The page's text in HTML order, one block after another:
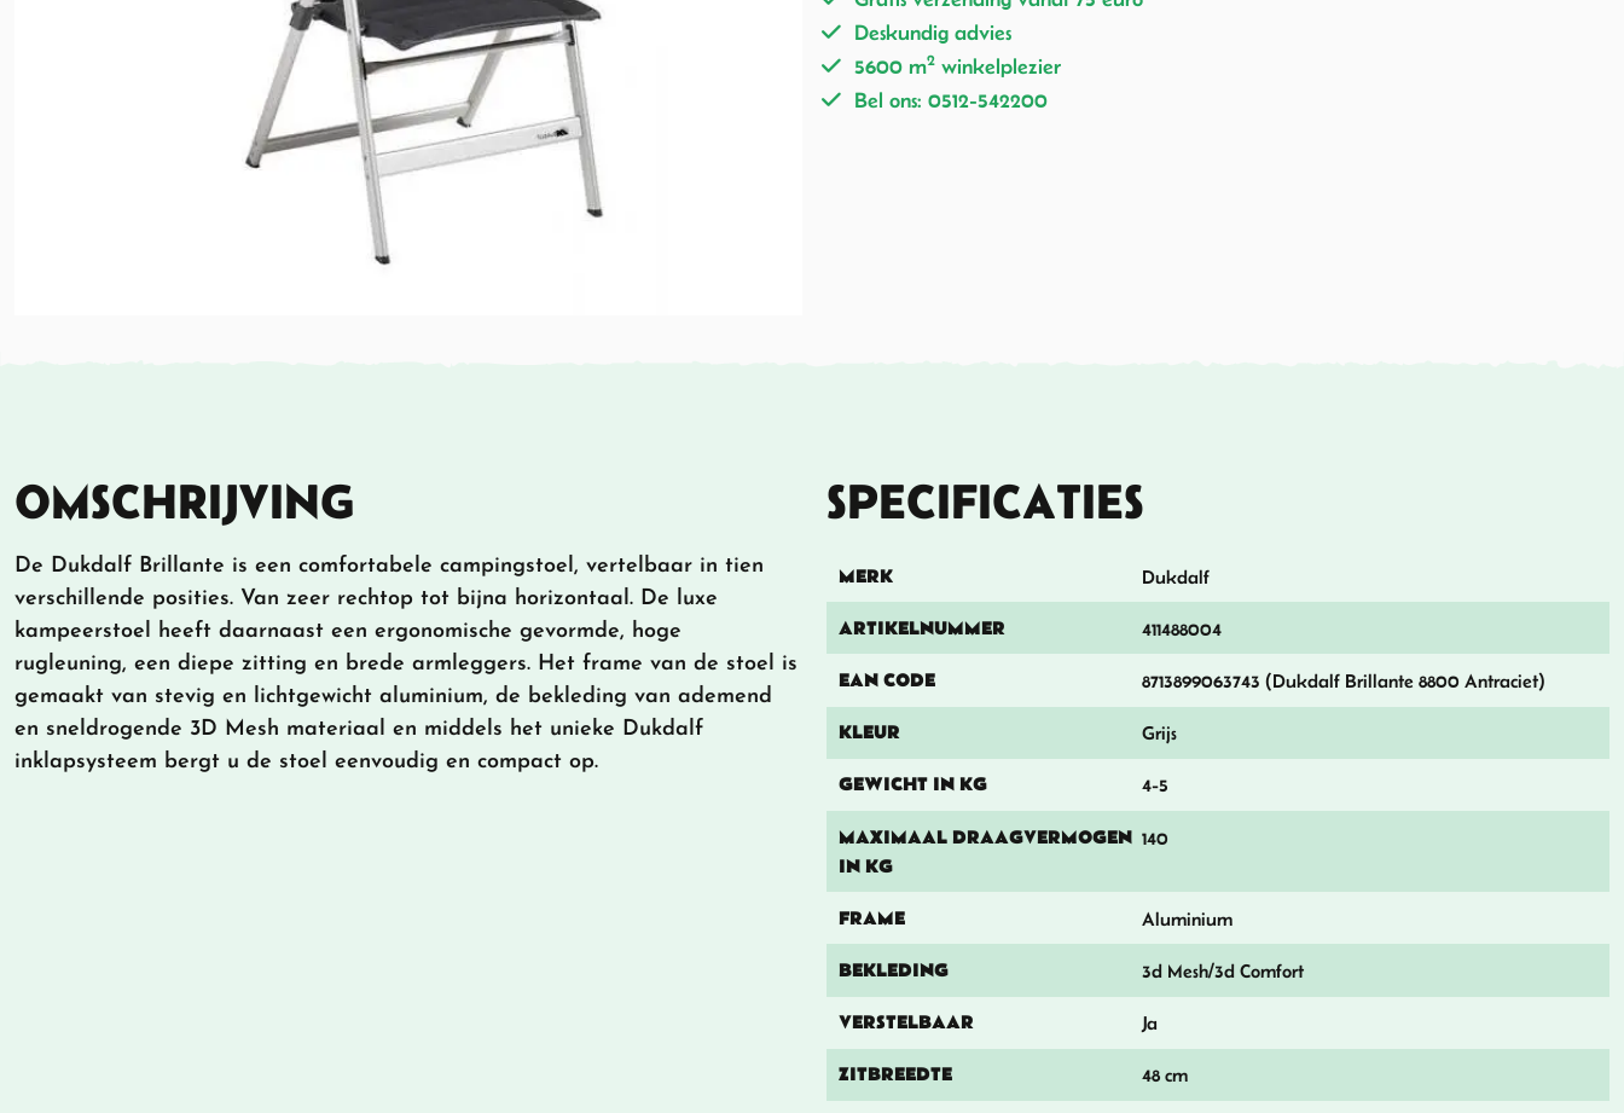
Deskundig advies
5600 m2 winkelplezier
Bel ons: 0512-542200
OMSCHRIJVING
De Dukdalf Brillante is een comfortabele campingstoel, vertelbaar in tien
verschillende posities. Van zeer rechtop tot bijna horizontaal. De luxe
kampeerstoel heeft daarnaast een ergonomische gevormde, hoge
rugleuning, een diepe zitting en brede armleggers. Het frame van de stoel is
gemaakt van stevig en lichtgewicht aluminium, de bekleding van ademend
en sneldrogende 3D Mesh materiaal en middels het unieke Dukdalf
inklapsysteem bergt u de stoel eenvoudig en compact op.
SPECIFICATIES
MERK Dukdalf
ARTIKELNUMMER 411488004
EAN CODE 8713899063743 (Dukdalf Brillante 8800 Antraciet)
KLEUR Grijs
GEWICHT IN KG 4-5
MAXIMAAL DRAAGVERMOGEN
IN KG
140
FRAME Aluminium
BEKLEDING 3d Mesh/3d Comfort
VERSTELBAAR Ja
ZITBREEDTE 48 cm